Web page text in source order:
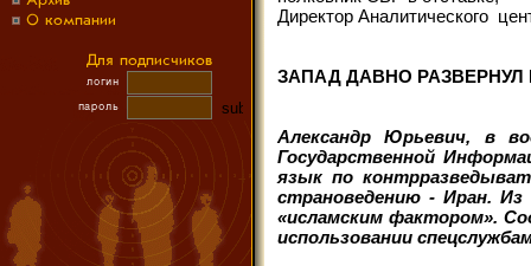
Директор Аналитического
ЗАПАД ДАВНО
Александр Юрьевич, в
Государственной
язык по
страноведению - Иран.
«исламским фактором».
использовании